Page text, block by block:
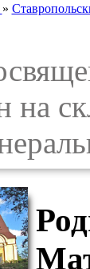
»
на